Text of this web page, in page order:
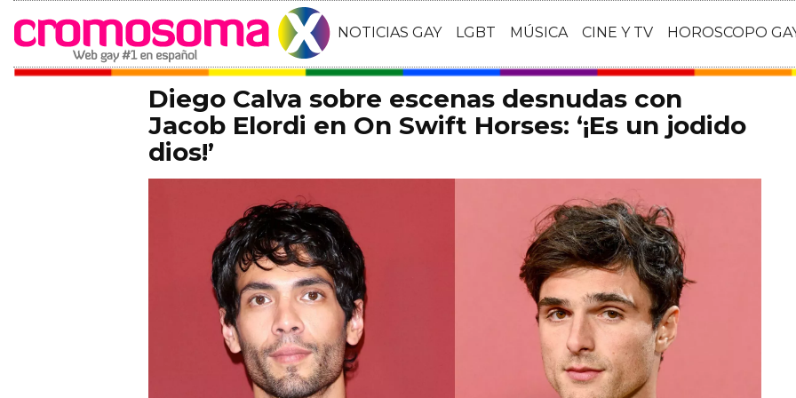
NOTICIAS GAY LGBT MÚSICA CINE Y TV HOROSCOPO
Diego Calva sobre escenas desnudas con
Jacob Elordi en On Swift Horses: ‘¡Es un jodido
dios!’